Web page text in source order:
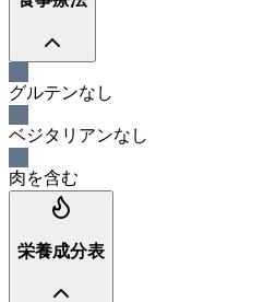
グルテンなし
ベジタリアンなし
肉を含む
栄養成分表